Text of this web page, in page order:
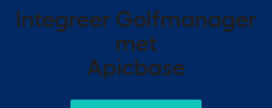
Integreer Golfmanager
met
Apicbase